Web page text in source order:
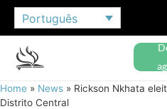
Português
Home » News » Rickson Nkhata
Distrito Central